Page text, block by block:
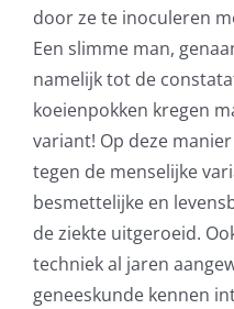
door ze te inoculeren
Een slimme man,
namelijk tot de
koeienpokken kregen
variant! Op deze
tegen de menselijke
besmettelijke en
de ziekte uitgeroeid.
techniek al jaren
geneeskunde kennen